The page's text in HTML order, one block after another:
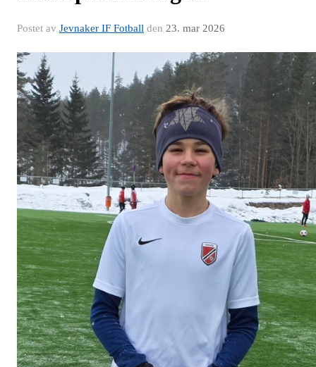
Postet av Jevnaker IF Fotball den 23. mar 2026